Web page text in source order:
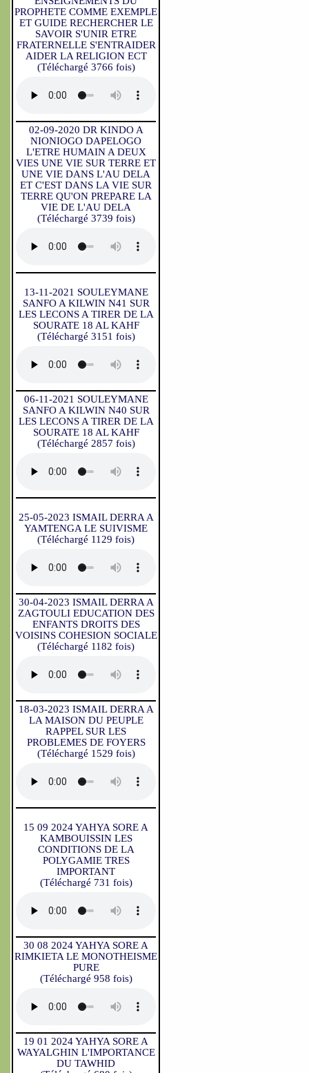
PROPHETE COMME EXEMPLE
ET GUIDE RECHERCHER LE
SAVOIR S'UNIR ETRE
FRATERNELLE S'ENTRAIDER
AIDER LA RELIGION ECT
(Téléchargé 3766 fois)
02-09-2020 DR KINDO A
NIONIOGO DAPELOGO
L'ETRE HUMAIN A DEUX
VIES UNE VIE SUR TERRE ET
UNE VIE DANS L'AU DELA
ET C'EST DANS LA VIE SUR
TERRE QU'ON PREPARE LA
VIE DE L'AU DELA
(Téléchargé 3739 fois)
13-11-2021 SOULEYMANE
SANFO A KILWIN N41 SUR
LES LECONS A TIRER DE LA
SOURATE 18 AL KAHF
(Téléchargé 3151 fois)
06-11-2021 SOULEYMANE
SANFO A KILWIN N40 SUR
LES LECONS A TIRER DE LA
SOURATE 18 AL KAHF
(Téléchargé 2857 fois)
25-05-2023 ISMAIL DERRA A
YAMTENGA LE SUIVISME
(Téléchargé 1129 fois)
30-04-2023 ISMAIL DERRA A
ZAGTOULI EDUCATION DES
ENFANTS DROITS DES
VOISINS COHESION SOCIALE
(Téléchargé 1182 fois)
18-03-2023 ISMAIL DERRA A
LA MAISON DU PEUPLE
RAPPEL SUR LES
PROBLEMES DE FOYERS
(Téléchargé 1529 fois)
15 09 2024 YAHYA SORE A
KAMBOUISSIN LES
CONDITIONS DE LA
POLYGAMIE TRES
IMPORTANT
(Téléchargé 731 fois)
30 08 2024 YAHYA SORE A
RIMKIETA LE MONOTHEISME
PURE
(Téléchargé 958 fois)
19 01 2024 YAHYA SORE A
WAYALGHIN L'IMPORTANCE
DU TAWHID